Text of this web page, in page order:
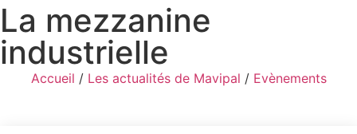
La mezzanine
industrielle
Accueil / Les actualités de Mavipal / Evènements